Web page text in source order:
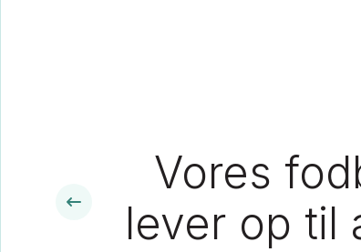
Vores
lever op til